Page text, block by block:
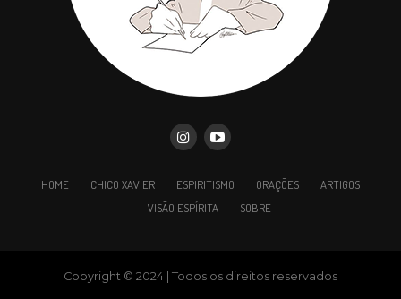
HOME CHICO XAVIER ESPIRITISMO ORAÇÕES
ARTIGOS
VISÃO ESPÍRITA
SOBRE
Copyright © 2024 | Todos os direitos reservados